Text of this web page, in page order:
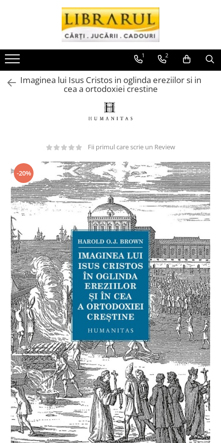
Toate Produsele
CARTI
Arta, arhitectura si fotografie
Arhitectura
Memorii si jurnale
Teorie si critica literara
Business, economie, finante
Economie
Finante si investitii
Management si leadership
Pedagogie
Resurse umane
Vanzari si marketing
Carte scolara
Atlase, dictionare si enciclopedii
Carte prescolara
Carte scolara
Dictionare de limba romana
Ghiduri de conversatie
Invatamant gimnazial
Invatamant primar
Invatarea limbilor straine
Liceu
Povesti si povestiri
Carti in limba engleza
Carti pentru copii
1 2
Imaginea lui Isus Cristos in oglinda ereziilor si in
cea a ortodoxiei crestine
Fii primul care scrie un Review
-20%